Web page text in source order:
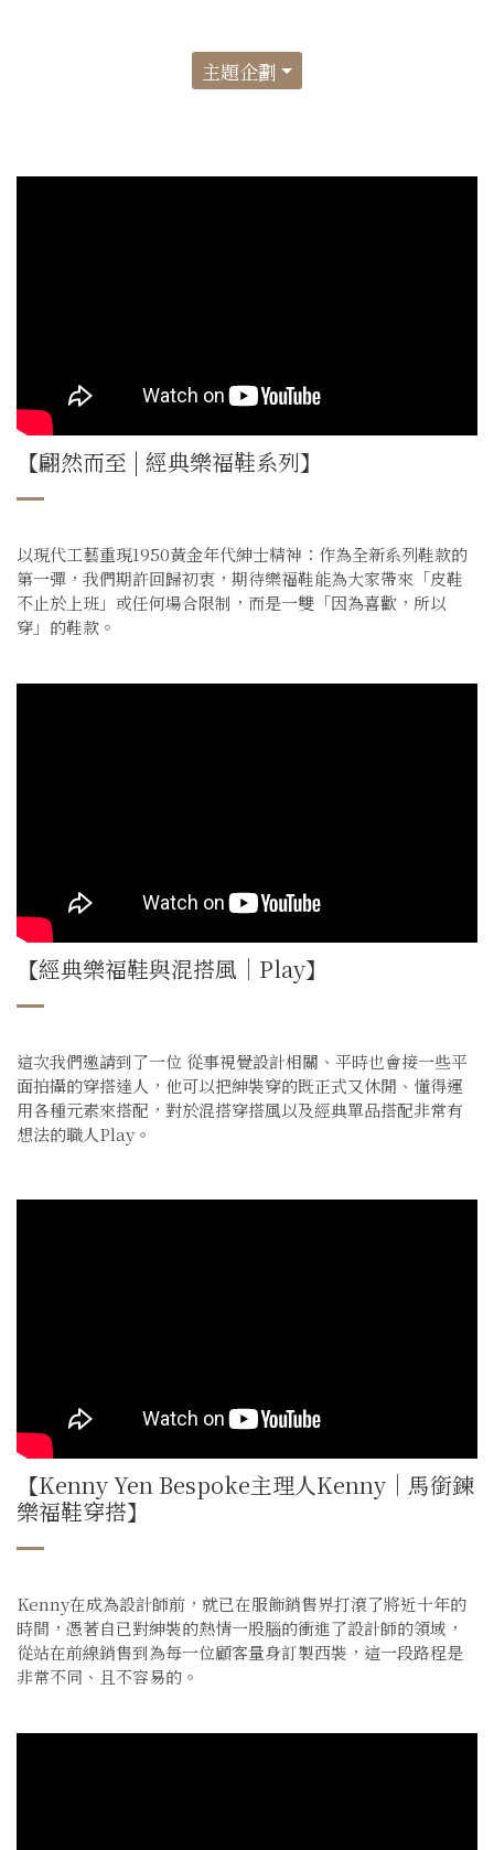
主題企劃
【翩然而至 | 經典樂福鞋系列】
以現代工藝重現1950黃金年代紳士精神：作為全新系列鞋款的
第一彈，我們期許回歸初衷，期待樂福鞋能為大家帶來「皮鞋
不止於上班」或任何場合限制，而是一雙「因為喜歡，所以
穿」的鞋款。
【經典樂福鞋與混搭風｜Play】
這次我們邀請到了一位 從事視覺設計相關、平時也會接一些平
面拍攝的穿搭達人，他可以把紳裝穿的既正式又休閒、懂得運
用各種元素來搭配，對於混搭穿搭風以及經典單品搭配非常有
想法的職人Play。
【Kenny Yen Bespoke主理人Kenny｜馬銜鍊
樂福鞋穿搭】
Kenny在成為設計師前，就已在服飾銷售界打滾了將近十年的
時間，憑著自已對紳裝的熱情一股腦的衝進了設計師的領域，
從站在前線銷售到為每一位顧客量身訂製西裝，這一段路程是
非常不同、且不容易的。